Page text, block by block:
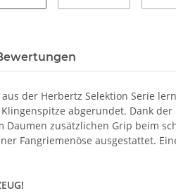
der Herbertz Selektion Serie
abgerundet. Dank
Daumen zusätzlichen Grip beim
Fangriemenöse ausgestattet.